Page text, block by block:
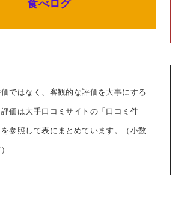
食べログ
ではなく、客観的な評価を大事にする
価は大手口コミサイトの「口コミ件
参照して表にまとめています。（小数